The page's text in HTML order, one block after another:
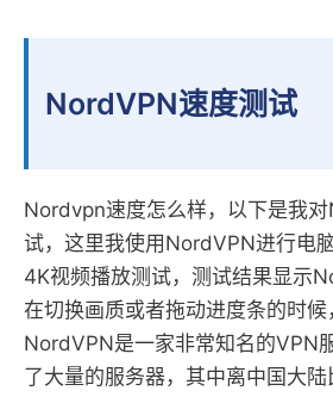
NordVPN速度测试
Nordvpn速度怎么样，以下是我
试，这里我使用NordVPN进行电
4K视频播放测试，测试结果显示
在切换画质或者拖动进度条的时候
NordVPN是一家非常知名的VPN
了大量的服务器，其中离中国大